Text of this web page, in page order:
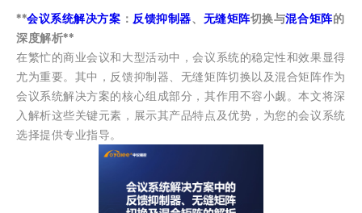
**会议系统解决方案 ： 反馈抑制器、 无缝矩阵切换与混合矩阵的
深度解析**
在繁忙的商业会议和大型活动中，会议系统的稳定性和效果显得
尤为重要。其中，反馈抑制器、无缝矩阵切换以及混合矩阵作为
会议系统解决方案的核心组成部分，其作用不容小觑。本文将深
入解析这些关键元素，展示其产品特点及优势，为您的会议系统
选择提供专业指导。